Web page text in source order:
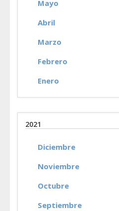
Mayo
Abril
Marzo
Febrero
Enero
2021
Diciembre
Noviembre
Octubre
Septiembre